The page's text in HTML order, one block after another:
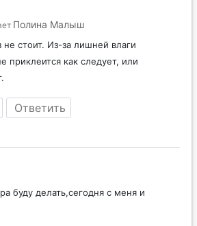
Полина Малыш
не стоит. Из-за лишней влаги
приклеится как следует, или
Ответить
буду делать,сегодня с меня и